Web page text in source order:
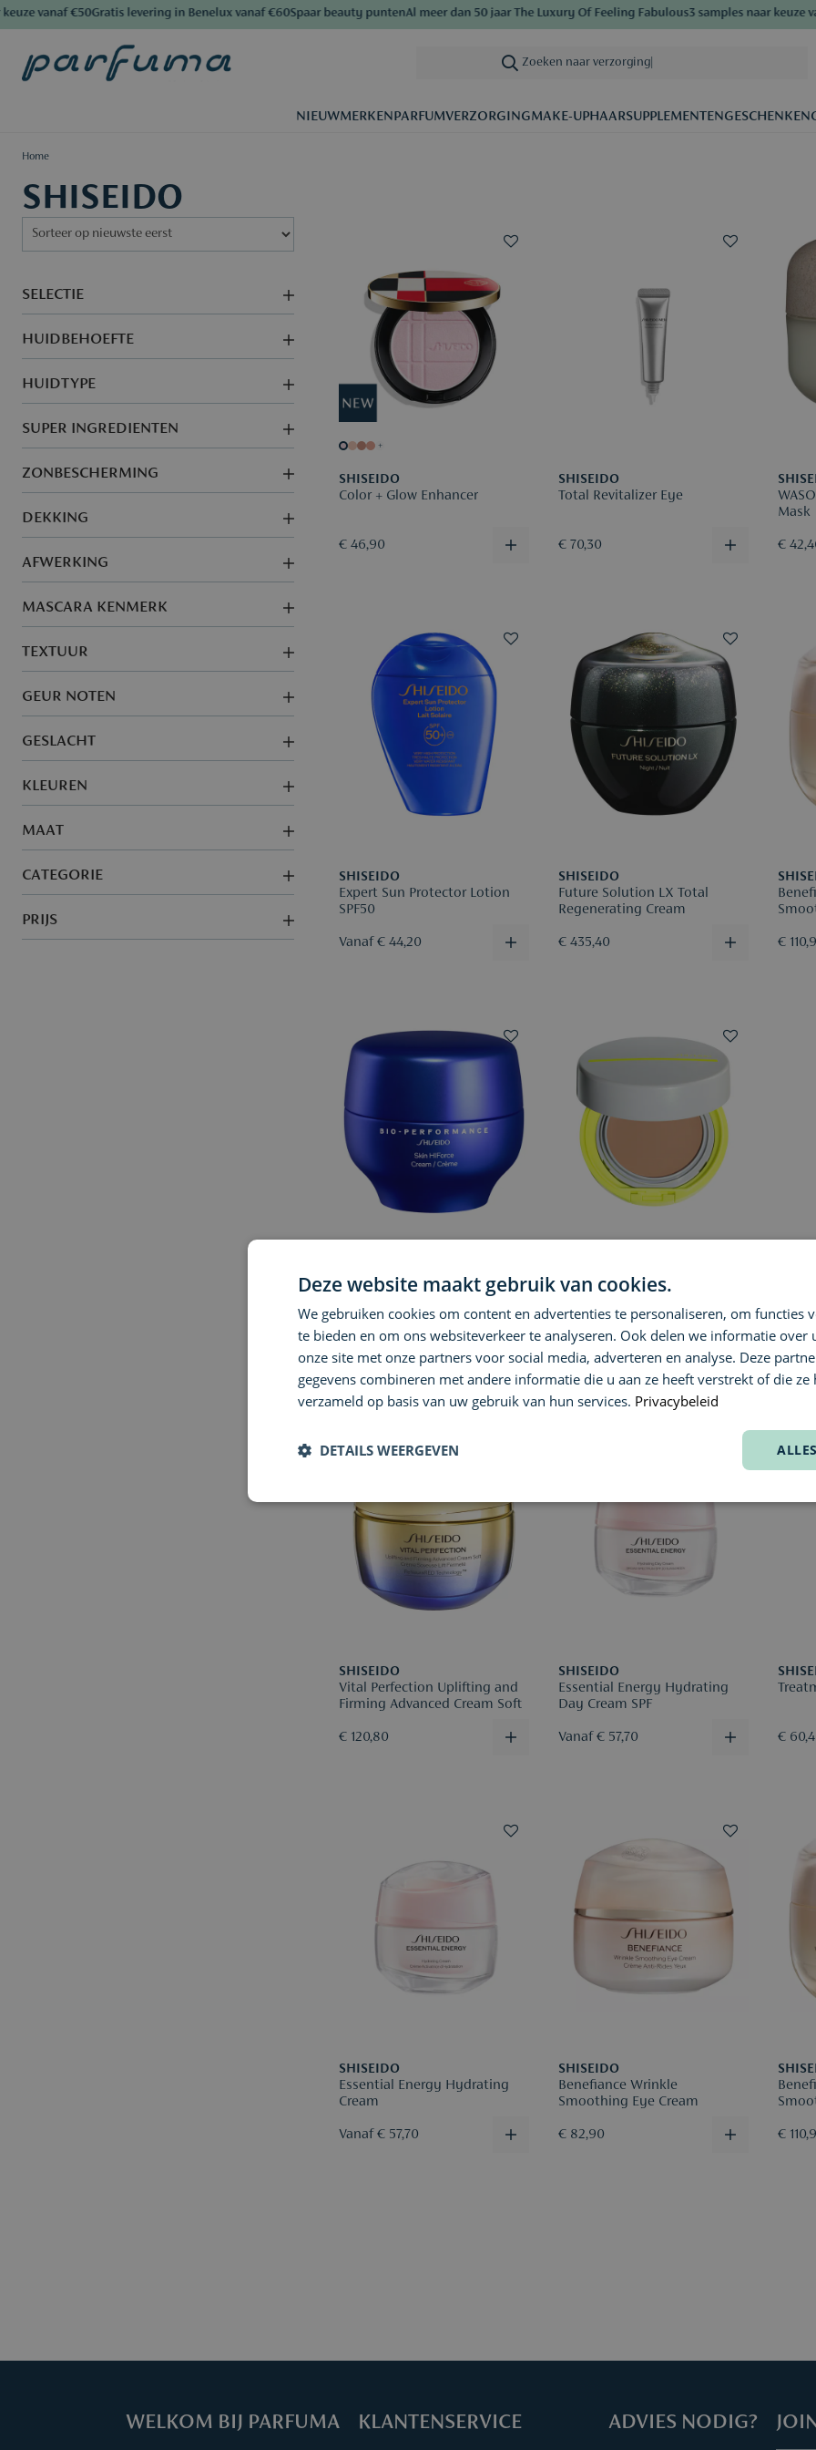
vanaf €50Gratis levering in Benelux vanaf €60Spaar beauty puntenAl meer dan 50 jaar The Luxury Of Feeling Fabulous3 samples naar keuze vanaf
Zoeken naar verzorging|
NIEUWMERKEN PARFUMVERZORGINGMAKE-UPHAARSUPPLEMENTENGESCHENKEN
Home
SHISEIDO
SELECTIE
HUIDBEHOEFTE
HUIDTYPE
SUPER INGREDIENTEN
ZONBESCHERMING
DEKKING
AFWERKING
MASCARA KENMERK
TEXTUUR
GEUR NOTEN
GESLACHT
KLEUREN
MAAT
CATEGORIE
PRIJS
+
SHISEIDO
Color + Glow Enhancer
€ 46,90
SHISEIDO
Total Revitalizer Eye
€ 70,30
Mask
€
SHISEIDO
Expert Sun Protector Lotion
SPF50
Vanaf € 44,20
SHISEIDO
Future Solution LX Total
Regenerating Cream
€ 435,40 €
SHISEIDO
Bio-Performance Skin HIForce
Cream
€ 213,70
Sports BB Compact SPF50
€ 39,70
SPF50
€
SHISEIDO
Vital Perfection Uplifting and
Firming Advanced Cream Soft
€ 120,80
SHISEIDO
Essential Energy Hydrating
Day Cream SPF
Vanaf € 57,70 €
SHISEIDO
Essential Energy Hydrating
Cream
Vanaf € 57,70
SHISEIDO
Benefiance Wrinkle
Smoothing Eye Cream
€ 82,90 €
WELKOM BIJ PARFUMA KLANTENSERVICE ADVIES NODIG?
Deze website maakt gebruik van cookies.
We gebruiken cookies om content en advertenties te personaliseren, om functies
te bieden en om ons websiteverkeer te analyseren. Ook delen we informatie over
onze site met onze partners voor social media, adverteren en analyse. Deze
gegevens combineren met andere informatie die u aan ze heeft verstrekt of die ze
verzameld op basis van uw gebruik van hun services. Privacybeleid
DETAILS WEERGEVEN